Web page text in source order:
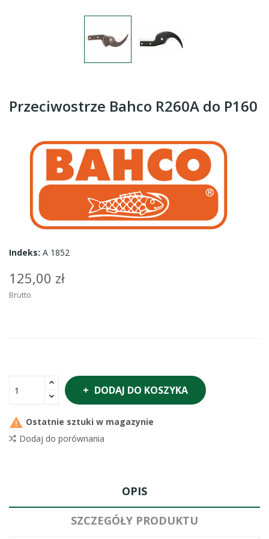
Przeciwostrze Bahco R260A do P160
Indeks: A 1852
125,00 zł
Brutto
DODAJ DO KOSZYKA
 Ostatnie sztuki w magazynie
Dodaj do porównania
OPIS
SZCZEGÓŁY PRODUKTU